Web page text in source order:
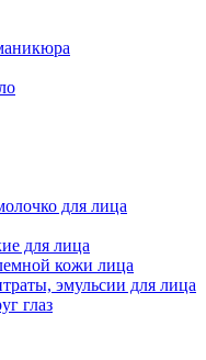
для лица
для лица
кожи лица
эмульсии для лица
глаз